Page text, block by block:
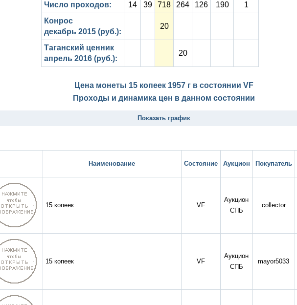
Число проходов:
14 39 718 264 126 190
1
Конрос
декабрь 2015 (руб.):
20
Таганский ценник
апрель 2016 (руб.):
20
Цена монеты 15 копеек 1957 г в состоянии VF
Проходы и динамика цен в данном состоянии
Показать график
Наименование Состояние Аукцион Покупатель
15 копеек VF
Аукцион
СПБ
collector
15 копеек VF
Аукцион
СПБ
mayor5033